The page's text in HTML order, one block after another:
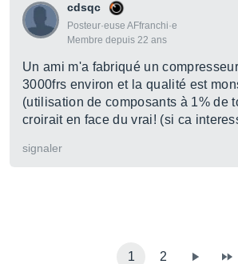
cdsqc
Posteur·euse AFfranchi·e
Membre depuis 22 ans
Un ami m'a fabriqué un
3000frs environ et la qualité est
(utilisation de composants à 1% de
croirait en face du vrai! (si ca
signaler
1 2